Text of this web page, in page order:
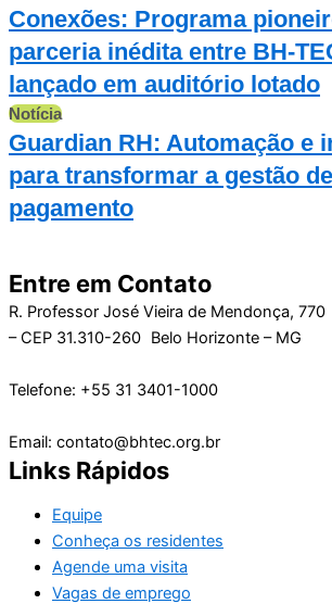
Conexões: Programa
parceria inédita entre BH-
lançado em auditório lotado
Notícia
Guardian RH: Automação e
para transformar a gestão
pagamento
Entre em Contato
R. Professor José Vieira de Mendonça,
– CEP 31.310-260 Belo Horizonte – MG
Telefone: +55 31 3401-1000
Email: contato@bhtec.org.br
Links Rápidos
Equipe
Conheça os residentes
Agende uma visita
Vagas de emprego